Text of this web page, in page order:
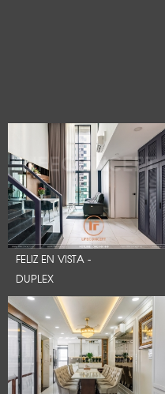
FELIZ EN VISTA -
DUPLEX